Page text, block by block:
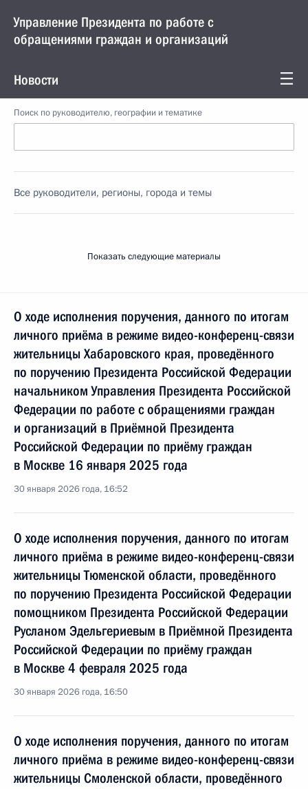
Управление Президента по работе с
обращениями граждан и организаций
Новости
Поиск по руководителю, географии и тематике
Все руководители, регионы, города и темы
Показать следующие материалы
О ходе исполнения поручения, данного по итогам
личного приёма в режиме видео-конференц-связи
жительницы Хабаровского края, проведённого
по поручению Президента Российской Федерации
начальником Управления Президента Российской
Федерации по работе с обращениями граждан
и организаций в Приёмной Президента
Российской Федерации по приёму граждан
в Москве 16 января 2025 года
30 января 2026 года, 16:52
О ходе исполнения поручения, данного по итогам
личного приёма в режиме видео-конференц-связи
жительницы Тюменской области, проведённого
по поручению Президента Российской Федерации
помощником Президента Российской Федерации
Русланом Эдельгериевым в Приёмной Президента
Российской Федерации по приёму граждан
в Москве 4 февраля 2025 года
30 января 2026 года, 16:50
О ходе исполнения поручения, данного по итогам
личного приёма в режиме видео-конференц-связи
жительницы Смоленской области, проведённого